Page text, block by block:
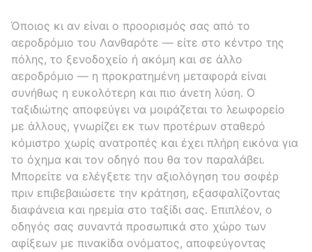
Όποιος κι αν είναι ο προορισμός σας από το
αεροδρόμιο του Λανθαρότε — είτε στο κέντρο της
πόλης, το ξενοδοχείο ή ακόμη και σε άλλο
αεροδρόμιο — η προκρατημένη μεταφορά είναι
συνήθως η ευκολότερη και πιο άνετη λύση. Ο
ταξιδιώτης αποφεύγει να μοιράζεται το λεωφορείο
με άλλους, γνωρίζει εκ των προτέρων σταθερό
κόμιστρο χωρίς ανατροπές και έχει πλήρη εικόνα για
το όχημα και τον οδηγό που θα τον παραλάβει.
Μπορείτε να ελέγξετε την αξιολόγηση του σοφέρ
πριν επιβεβαιώσετε την κράτηση, εξασφαλίζοντας
διαφάνεια και ηρεμία στο ταξίδι σας. Επιπλέον, ο
οδηγός σας συναντά προσωπικά στο χώρο των
αφίξεων με πινακίδα ονόματος, αποφεύγοντας